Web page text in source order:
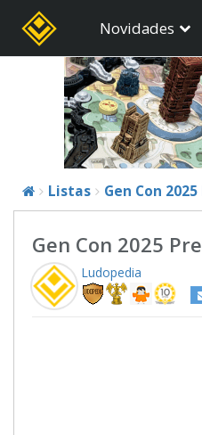
Novidades
Listas Gen Con
Gen Con 2025
Ludopedia